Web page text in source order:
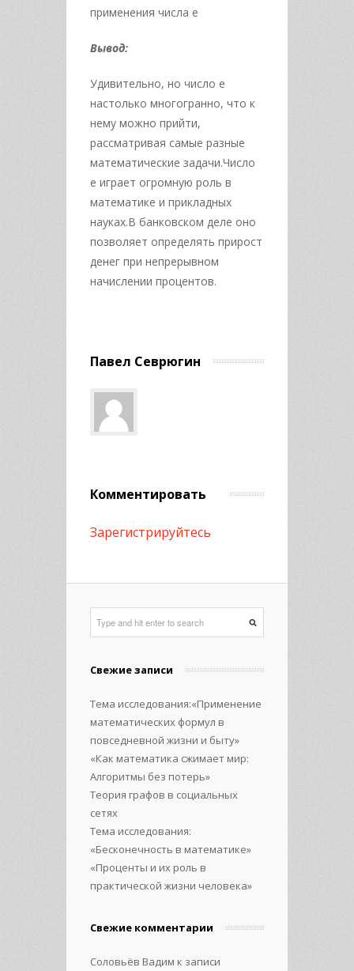
применения числа е
Вывод:
Удивительно, но число е
настолько многогранно, что к
нему можно прийти,
рассматривая самые разные
математические задачи.Число
е играет огромную роль в
математике и прикладных
науках.В банковском деле оно
позволяет определять прирост
денег при непрерывном
начислении процентов.
Павел Севрюгин
Комментировать
Зарегистрируйтесь
Свежие записи
Тема исследования:«Применение
математических формул в
повседневной жизни и быту»
«Как математика сжимает мир:
Алгоритмы без потерь»
Теория графов в социальных
сетях
Тема исследования:
«Бесконечность в математике»
«Проценты и их роль в
практической жизни человека»
Свежие комментарии
Соловьёв Вадим к записи